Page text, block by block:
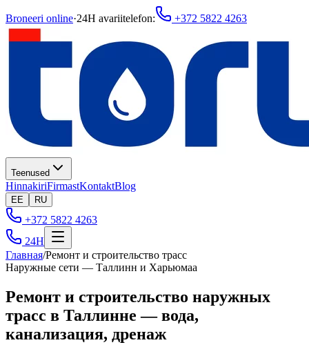
Broneeri online·24H avariitelefon: +372 5822 4263
Teenused
HinnakiriFirmastKontaktBlog
EE RU
+372 5822 4263
24H
Главная/Ремонт и строительство трасс
Наружные сети — Таллинн и Харьюмаа
Ремонт и строительство наружных
трасс в Таллинне — вода,
канализация, дренаж